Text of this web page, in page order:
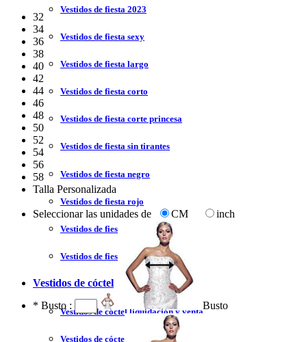
Vestidos de fiesta 2023
Vestidos de fiesta sexy
Vestidos de fiesta largo
Vestidos de fiesta corto
Vestidos de fiesta corte princesa
Vestidos de fiesta sin tirantes
Vestidos de fiesta negro
Vestidos de fiesta rojo
Vestidos de fiesta amarillo
Vestidos de fiesta azul
Vestidos de cóctel
Vestidos de cóctel liquidación y venta
Vestidos de cóctel 2023
32
34
36
38
40
42
44
46
48
50
52
54
56
58
Talla Personalizada
Seleccionar las unidades de CM inch
* Busto : Busto